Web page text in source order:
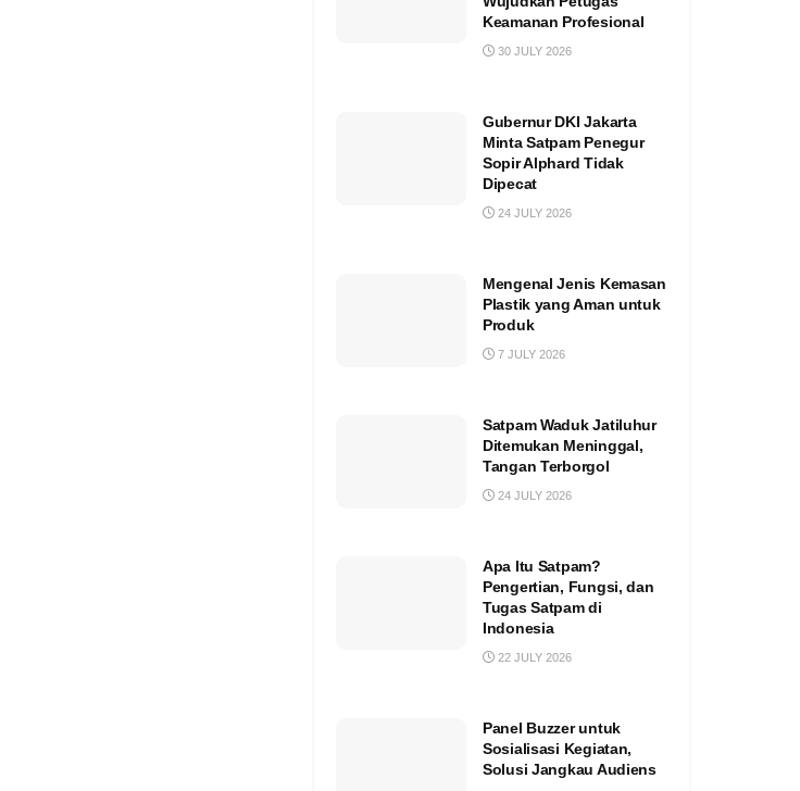
Keamanan Profesional
30 JULY 2026
Gubernur DKI Jakarta
Minta Satpam Penegur
Sopir Alphard Tidak
Dipecat
24 JULY 2026
Mengenal Jenis Kemasan
Plastik yang Aman untuk
Produk
7 JULY 2026
Satpam Waduk Jatiluhur
Ditemukan Meninggal,
Tangan Terborgol
24 JULY 2026
Apa Itu Satpam?
Pengertian, Fungsi, dan
Tugas Satpam di
Indonesia
22 JULY 2026
Panel Buzzer untuk
Sosialisasi Kegiatan,
Solusi Jangkau Audiens